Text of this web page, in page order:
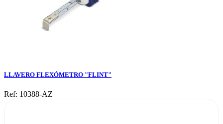
LLAVERO FLEXÓMETRO "FLINT"
Ref: 10388-AZ